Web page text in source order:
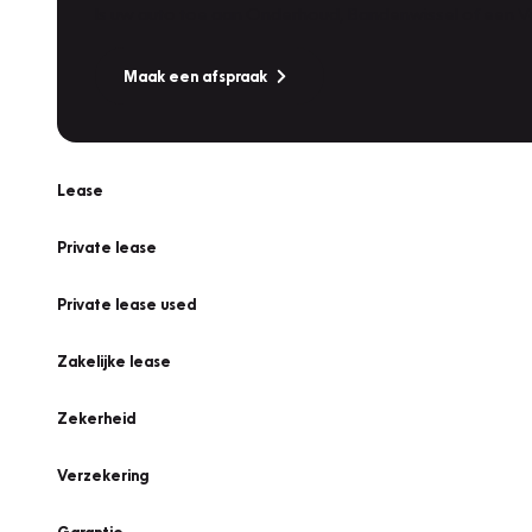
Maak een afspraak
Lease
Private lease
Private lease used
Zakelijke lease
Zekerheid
Verzekering